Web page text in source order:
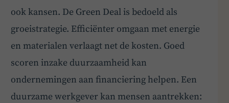
ook kansen. De Green Deal is bedoeld als
groeistrategie. Efficiënter omgaan met energie
en materialen verlaagt net de kosten. Goed
scoren inzake duurzaamheid kan
ondernemingen aan financiering helpen. Een
duurzame werkgever kan mensen aantrekken: